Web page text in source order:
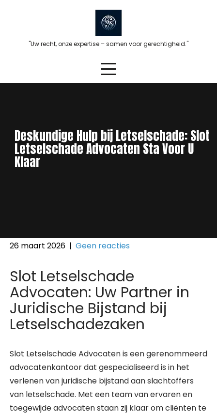
"Uw recht, onze expertise – samen voor gerechtigheid."
Deskundige Hulp bij Letselschade: Slot
Letselschade Advocaten Sta Voor U
Klaar
26 maart 2026 | Geen reacties
Slot Letselschade
Advocaten: Uw Partner in
Juridische Bijstand bij
Letselschadezaken
Slot Letselschade Advocaten is een gerenommeerd
advocatenkantoor dat gespecialiseerd is in het
verlenen van juridische bijstand aan slachtoffers
van letselschade. Met een team van ervaren en
toegewijde advocaten staan zij klaar om cliënten te